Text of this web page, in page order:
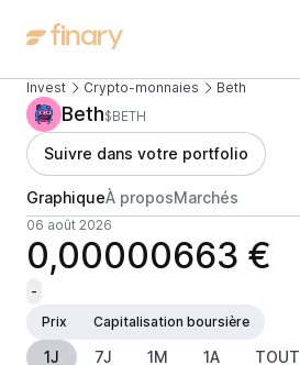
Invest Crypto-monnaies Beth
Beth$BETH
Suivre dans votre portfolio
GraphiqueÀ proposMarchés
06 août 2026
0,00000663 €
-
Prix
Capitalisation boursière
1J 7J 1M 1A TOUT